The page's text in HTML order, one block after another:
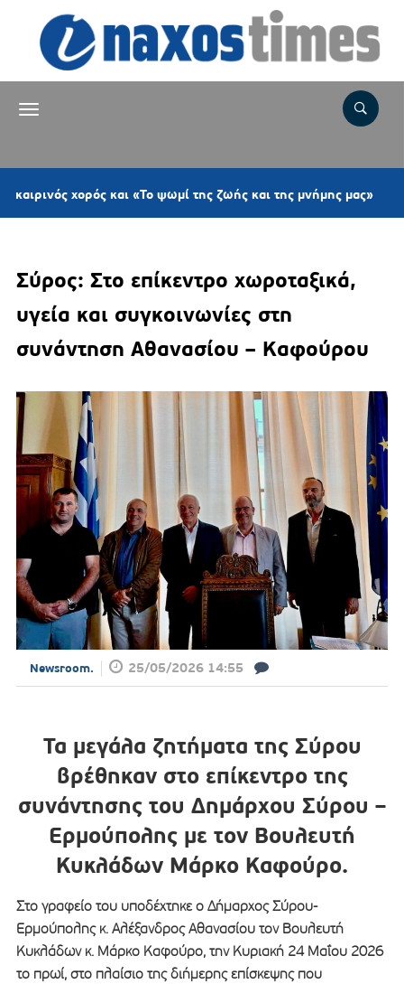
και «Το ψωμί της ζωής και της μνήμης μας» 5 ώρες
Σύρος: Στο επίκεντρο χωροταξικά,
υγεία και συγκοινωνίες στη
συνάντηση Αθανασίου – Καφούρου
Newsroom. 25/05/2026 14:55
Τα μεγάλα ζητήματα της Σύρου
βρέθηκαν στο επίκεντρο της
συνάντησης του Δημάρχου Σύρου –
Ερμούπολης με τον Βουλευτή
Κυκλάδων Μάρκο Καφούρο.
Στο γραφείο του υποδέχτηκε ο Δήμαρχος Σύρου-
Ερμούπολης κ. Αλέξανδρος Αθανασίου τον Βουλευτή
Κυκλάδων κ. Μάρκο Καφούρο, την Κυριακή 24 Μαΐου 2026
το πρωί, στο πλαίσιο της διήμερης επίσκεψης που